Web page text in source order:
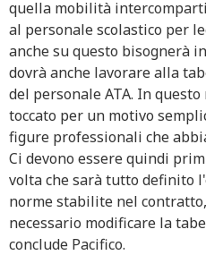
quella mobilità
al personale scolastico per
anche su questo bisognerà
dovrà anche lavorare alla
del personale ATA. In
toccato per un motivo
figure professionali che
Ci devono essere quindi
volta che sarà tutto definito
norme stabilite nel
necessario modificare la
conclude Pacifico.